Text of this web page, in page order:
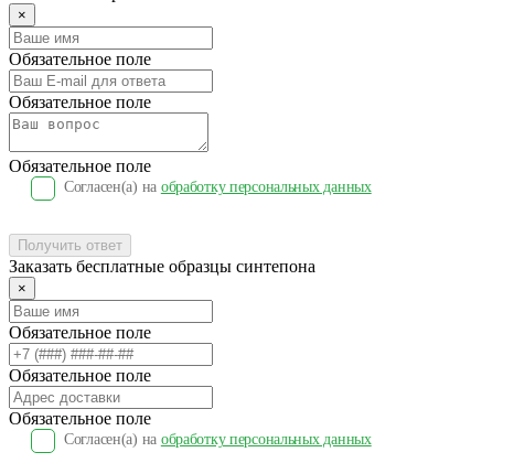
×
Обязательное поле
Обязательное поле
Обязательное поле
Согласен(a) на обработку персональных данных
Получить ответ
Заказать бесплатные образцы синтепона
×
Обязательное поле
Обязательное поле
Обязательное поле
Согласен(a) на обработку персональных данных